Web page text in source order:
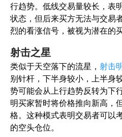
行趋势。低线交易量较长，表
状态，但后来买方无法与交易
烈的看涨信号，被视为潜在的
射击之星
类似于天空落下的流星， 射击
别针杆，下半身较小，上半身
势可能会从上行趋势反转为下
明买家暂时将价格推向新高，
格。这种模式表明交易者可以
的空头仓位。